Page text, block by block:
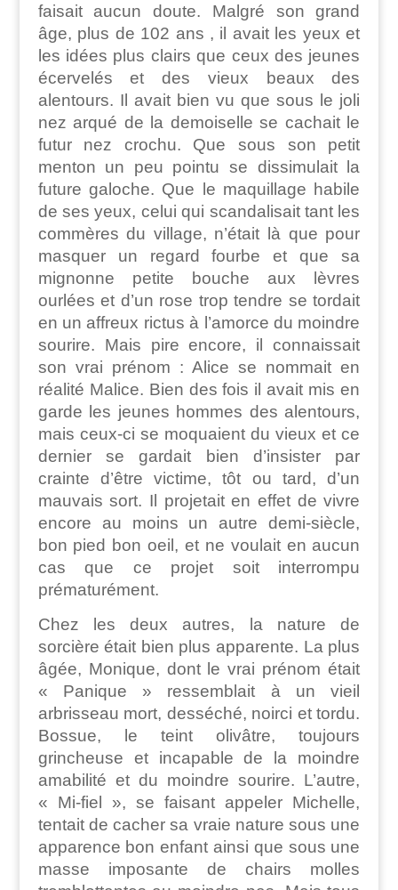
faisait aucun doute. Malgré son grand
âge, plus de 102 ans , il avait les yeux et
les idées plus clairs que ceux des jeunes
écervelés et des vieux beaux des
alentours. Il avait bien vu que sous le joli
nez arqué de la demoiselle se cachait le
futur nez crochu. Que sous son petit
menton un peu pointu se dissimulait la
future galoche. Que le maquillage habile
de ses yeux, celui qui scandalisait tant les
commères du village, n’était là que pour
masquer un regard fourbe et que sa
mignonne petite bouche aux lèvres
ourlées et d’un rose trop tendre se tordait
en un affreux rictus à l’amorce du moindre
sourire. Mais pire encore, il connaissait
son vrai prénom : Alice se nommait en
réalité Malice. Bien des fois il avait mis en
garde les jeunes hommes des alentours,
mais ceux-ci se moquaient du vieux et ce
dernier se gardait bien d’insister par
crainte d’être victime, tôt ou tard, d’un
mauvais sort. Il projetait en effet de vivre
encore au moins un autre demi-siècle,
bon pied bon oeil, et ne voulait en aucun
cas que ce projet soit interrompu
prématurément.
Chez les deux autres, la nature de
sorcière était bien plus apparente. La plus
âgée, Monique, dont le vrai prénom était
« Panique » ressemblait à un vieil
arbrisseau mort, desséché, noirci et tordu.
Bossue, le teint olivâtre, toujours
grincheuse et incapable de la moindre
amabilité et du moindre sourire. L’autre,
« Mi-fiel », se faisant appeler Michelle,
tentait de cacher sa vraie nature sous une
apparence bon enfant ainsi que sous une
masse imposante de chairs molles